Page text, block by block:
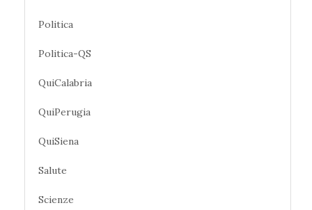
Politica
Politica-QS
QuiCalabria
QuiPerugia
QuiSiena
Salute
Scienze